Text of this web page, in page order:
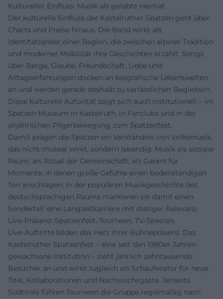
Kultureller Einfluss: Musik als gelebte Heimat
Der kulturelle Einfluss der Kastelruther Spatzen geht über
Charts und Preise hinaus. Die Band wirkt als
Identitätsanker einer Region, die zwischen alpiner Tradition
und moderner Mobilität ihre Geschichten erzählt. Songs
über Berge, Glaube, Freundschaft, Liebe und
Alltagserfahrungen docken an biografische Lebenswelten
an und werden gerade deshalb zu verlässlichen Begleitern.
Diese kulturelle Autorität zeigt sich auch institutionell – im
Spatzen-Museum in Kastelruth, in Fanclubs und in der
alljährlichen Pilgerbewegung zum Spatzenfest.
Damit prägen die Spatzen ein Verständnis von Volksmusik,
das nicht museal wirkt, sondern lebendig: Musik als sozialer
Raum, als Ritual der Gemeinschaft, als Garant für
Momente, in denen große Gefühle einen bodenständigen
Ton anschlagen. In der populären Musikgeschichte des
deutschsprachigen Raums markieren sie damit einen
Sonderfall: eine Langzeitkarriere mit stetiger Relevanz.
Live-Präsenz: Spatzenfest, Tourneen, TV-Specials
Live-Auftritte bilden das Herz ihrer Bühnepräsenz. Das
Kastelruther Spatzenfest – eine seit den 1980er-Jahren
gewachsene Institution – zieht jährlich zehntausende
Besucher an und wirkt zugleich als Schaufenster für neue
Titel, Kollaborationen und Nachwuchsgäste. Jenseits
Südtirols führen Tourneen die Gruppe regelmäßig nach